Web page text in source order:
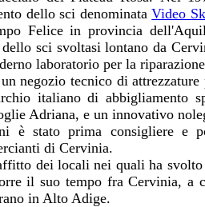
dello sci denominataVideo
Felice in provincia
dello sci svoltasi lontano da
laboratorio per la
negozio tecnico di
italiano di abbigliamento
Adriana, e un innovativo
è stato prima consigliere e
di Cervinia.
dei locali nei quali ha
il suo tempo fra Cervinia, a
in Alto Adige.